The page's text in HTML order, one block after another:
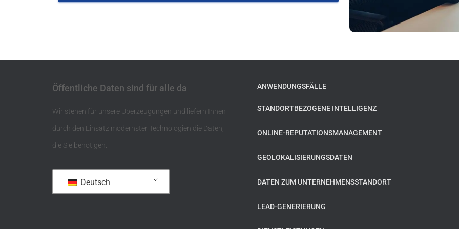
Öffentliche Daten sind für alle da
Wir stehen für unsere Überzeugungen und liefern Ihnen
durch den Einsatz modernster Technologien die Daten,
die Sie benötigen.
Deutsch
ANWENDUNGSFÄLLE
STANDORTBEZOGENE INTELLIGENZ
ONLINE-REPUTATIONSMANAGEMENT
GEOLOKALISIERUNGSDATEN
DATEN ZUM UNTERNEHMENSSTANDORT
LEAD-GENERIERUNG